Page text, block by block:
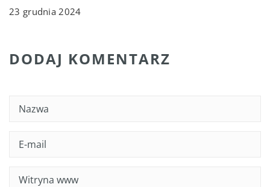
23 grudnia 2024
DODAJ KOMENTARZ